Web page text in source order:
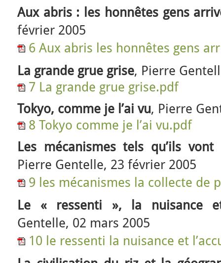
Aux abris : les honnêtes gens
février 2005
6 Aux abris les honnêtes gens
La grande grue grise, Pierre
7 La grande grue grise.pdf
Tokyo, comme je l’ai vu, Pierre
8 Tokyo comme je l’ai vu.pdf
Les mécanismes tels qu’ils
Pierre Gentelle, 23 février 2005
9 les mécanismes la collecte de
Le « ressenti », la nuisance et
Gentelle, 02 mars 2005
10 le ressenti la nuisance et